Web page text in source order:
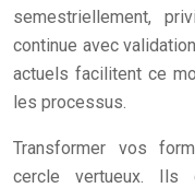
semestriellement,
continue avec
actuels facilitent ce
les processus.
Transformer vos
cercle vertueux. Ils